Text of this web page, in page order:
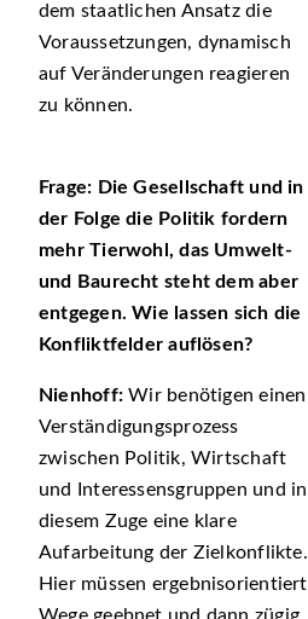
dem staatlichen Ansatz die
Voraussetzungen, dynamisch
auf Veränderungen reagieren
zu können.
Frage: Die Gesellschaft und in
der Folge die Politik fordern
mehr Tierwohl, das Umwelt-
und Baurecht steht dem aber
entgegen. Wie lassen sich die
Konfliktfelder auflösen?
Nienhoff:Wir benötigen einen
Verständigungsprozess
zwischen Politik, Wirtschaft
und Interessensgruppen und in
diesem Zuge eine klare
Aufarbeitung der Zielkonflikte.
Hier müssen ergebnisorientiert